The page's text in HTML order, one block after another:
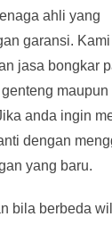
ahli yang
garansi.
jasa bongkar
maupun
anda ingin
dengan
yang baru.
bila berbeda